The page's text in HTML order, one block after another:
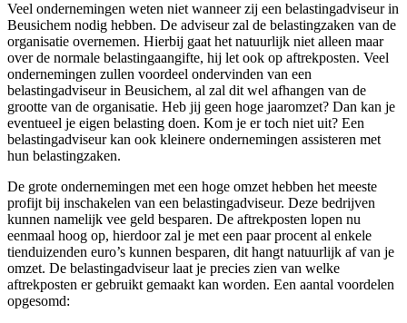
Veel ondernemingen weten niet wanneer zij een belastingadviseur in
Beusichem nodig hebben. De adviseur zal de belastingzaken van de
organisatie overnemen. Hierbij gaat het natuurlijk niet alleen maar
over de normale belastingaangifte, hij let ook op aftrekposten. Veel
ondernemingen zullen voordeel ondervinden van een
belastingadviseur in Beusichem, al zal dit wel afhangen van de
grootte van de organisatie. Heb jij geen hoge jaaromzet? Dan kan je
eventueel je eigen belasting doen. Kom je er toch niet uit? Een
belastingadviseur kan ook kleinere ondernemingen assisteren met
hun belastingzaken.
De grote ondernemingen met een hoge omzet hebben het meeste
profijt bij inschakelen van een belastingadviseur. Deze bedrijven
kunnen namelijk vee geld besparen. De aftrekposten lopen nu
eenmaal hoog op, hierdoor zal je met een paar procent al enkele
tienduizenden euro’s kunnen besparen, dit hangt natuurlijk af van je
omzet. De belastingadviseur laat je precies zien van welke
aftrekposten er gebruikt gemaakt kan worden. Een aantal voordelen
opgesomd: